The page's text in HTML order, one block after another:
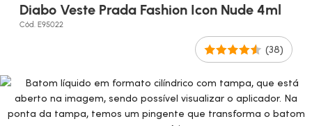
Diabo Veste Prada Fashion Icon Nude 4ml
Cód. E95022
(38)